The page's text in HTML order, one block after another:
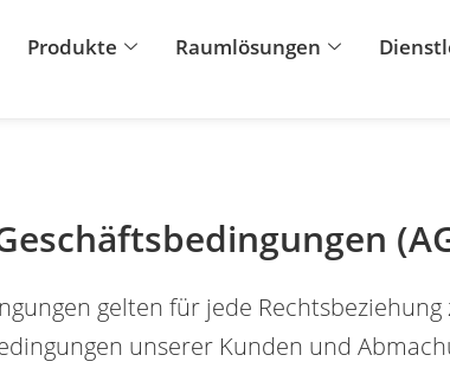
Produkte Raumlösungen
gelten für jede
unserer Kunden und